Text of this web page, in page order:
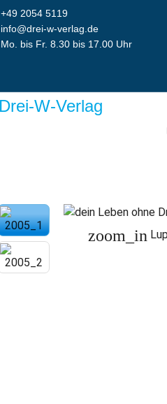
+49 2054 5119
info@drei-w-verlag.de
Mo. bis Fr. 8.30 bis 17.00 Uhr
zoom_in